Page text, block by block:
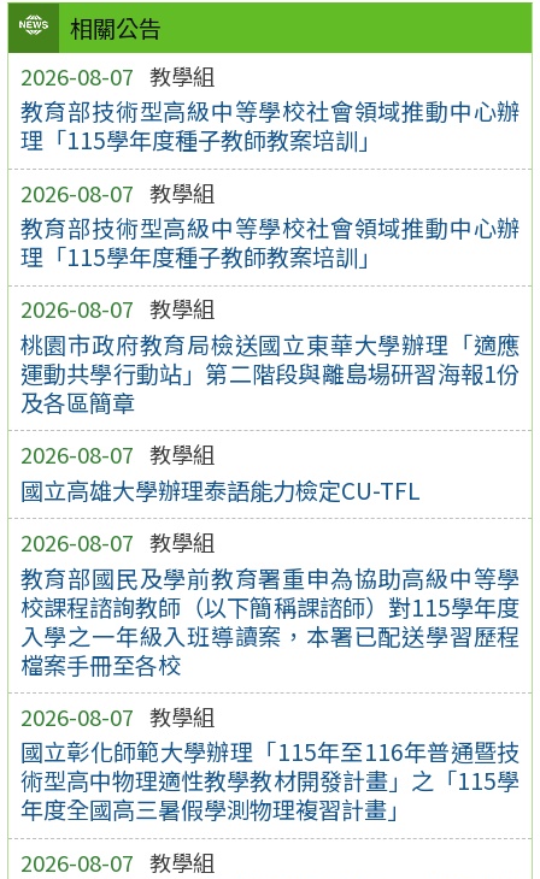
相關公告
2026-08-07 教學組
教育部技術型高級中等學校社會領域推動中心辦
理「115學年度種子教師教案培訓」
2026-08-07 教學組
教育部技術型高級中等學校社會領域推動中心辦
理「115學年度種子教師教案培訓」
2026-08-07 教學組
桃園市政府教育局檢送國立東華大學辦理「適應
運動共學行動站」第二階段與離島場研習海報1份
及各區簡章
2026-08-07 教學組
國立高雄大學辦理泰語能力檢定CU-TFL
2026-08-07 教學組
教育部國民及學前教育署重申為協助高級中等學
校課程諮詢教師（以下簡稱課諮師）對115學年度
入學之一年級入班導讀案，本署已配送學習歷程
檔案手冊至各校
2026-08-07 教學組
國立彰化師範大學辦理「115年至116年普通暨技
術型高中物理適性教學教材開發計畫」之「115學
年度全國高三暑假學測物理複習計畫」
2026-08-07 教學組